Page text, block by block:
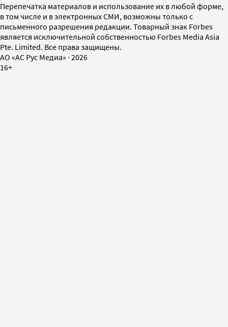
Перепечатка материалов и использование их в любой форме,
в том числе и в электронных СМИ, возможны только с
письменного разрешения редакции. Товарный знак Forbes
является исключительной собственностью Forbes Media Asia
Pte. Limited. Все права защищены.
AO «АС Рус Медиа» · 2026
16+